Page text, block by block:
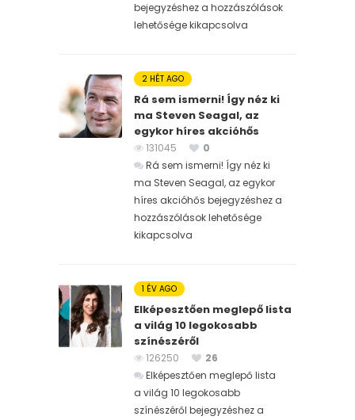
bejegyzéshez a hozzászólások
lehetősége kikapcsolva
2 HÉT AGO
Rá sem ismerni! Így néz ki
ma Steven Seagal, az
egykor híres akcióhős
131045
0
Rá sem ismerni! Így néz ki
ma Steven Seagal, az egykor
híres akcióhős bejegyzéshez a
hozzászólások lehetősége
kikapcsolva
1 ÉV AGO
Elképesztően meglepő lista
a világ 10 legokosabb
színészéről
126250
26
Elképesztően meglepő lista
a világ 10 legokosabb
színészéről bejegyzéshez a